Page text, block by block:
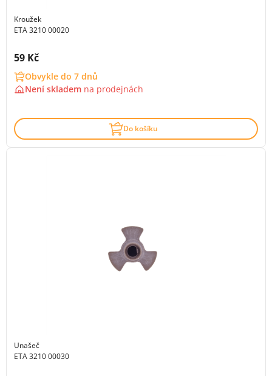
Kroužek
ETA 3210 00020
Cena s DPH:
59 Kč
Obvykle do 7 dnů
Není skladem na prodejnách
Do košíku
Unašeč
ETA 3210 00030